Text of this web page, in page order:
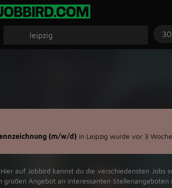
(m/w/d) in Leipzig wurde vor 3
auf Jobbird kannst du die verschiedensten Jobs
Angebot an interessanten Stellenangeboten